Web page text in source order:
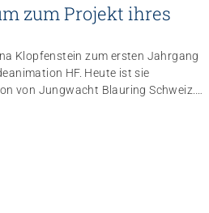
zum Projekt ihres
Klopfenstein zum ersten Jahrgang
HF. Heute ist sie
von Jungwacht Blauring Schweiz.